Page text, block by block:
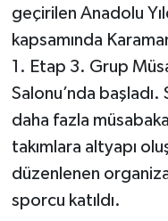
geçirilen Anadolu
kapsamında
1. Etap 3. Grup
Salonu’nda başladı.
daha fazla
takımlara altyapı
düzenlenen
sporcu katıldı.